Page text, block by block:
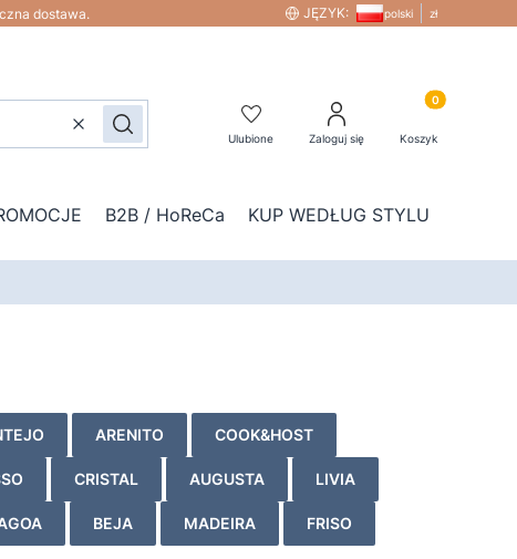
dostawa. JĘZYK: polski zł
WyczyśćSzukaj Ulubione Zaloguj się
Produkty w
Koszyk
B2B / HoReCa KUP WEDŁUG STYLU
ARENITO COOK&HOST
CRISTAL AUGUSTA LIVIA
BEJA MADEIRA FRISO